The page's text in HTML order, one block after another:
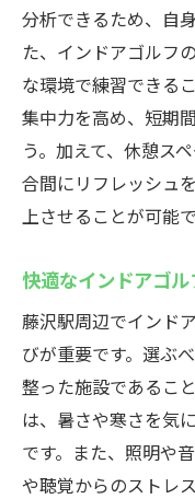
分析できるため、自
た、インドアゴルフ
な環境で練習できる
集中力を高め、短期
う。加えて、休憩ス
合間にリフレッシュ
上させることが可能で
快適なインドアゴ
藤沢駅周辺でインド
びが重要です。選ぶ
整った施設であるこ
は、暑さや寒さを気
です。また、照明や
や聴覚からのストレ